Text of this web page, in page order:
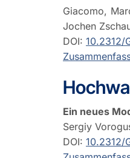
Giacomo,
Jochen
DOI: 10.2312/
Ein neues
Sergiy
DOI: 10.2312/